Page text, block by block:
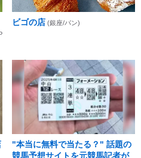
P
ビゴの店 (銀座/パン)
"本当に無料で当たる？" 話題の
競馬予想サイトを元競馬記者が